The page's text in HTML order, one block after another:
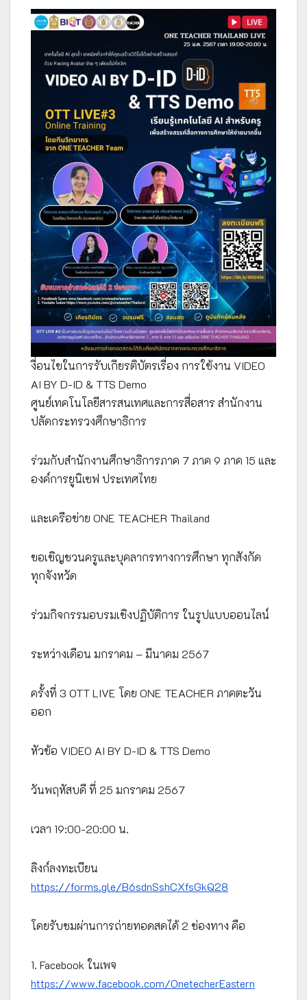
งื่อนไขในการรับเกียรติบัตรเรื่อง การใช้งาน VIDEO
AI BY D-ID & TTS Demo
ศูนย์เทคโนโลยีสารสนเทศและการสื่อสาร สำนักงาน
ปลัดกระทรวงศึกษาธิการ
ร่วมกับสำนักงานศึกษาธิการภาค 7 ภาค 9 ภาค 15 และ
องค์การยูนิเซฟ ประเทศไทย
และเครือข่าย ONE TEACHER Thailand
ขอเชิญชวนครูและบุคลากรทางการศึกษา ทุกสังกัด
ทุกจังหวัด
ร่วมกิจกรรมอบรมเชิงปฏิบัติการ ในรูปแบบออนไลน์
ระหว่างเดือน มกราคม – มีนาคม 2567
ครั้งที่ 3 OTT LIVE โดย ONE TEACHER ภาคตะวัน
ออก
หัวข้อ VIDEO AI BY D-ID & TTS Demo
วันพฤหัสบดี ที่ 25 มกราคม 2567
เวลา 19:00-20:00 น.
ลิงก์ลงทะเบียน
https://forms.gle/B6sdnSshCXfsGkQ28
โดยรับชมผ่านการถ่ายทอดสดได้ 2 ช่องทาง คือ
1. Facebook ในเพจ
https://www.facebook.com/OnetecherEastern